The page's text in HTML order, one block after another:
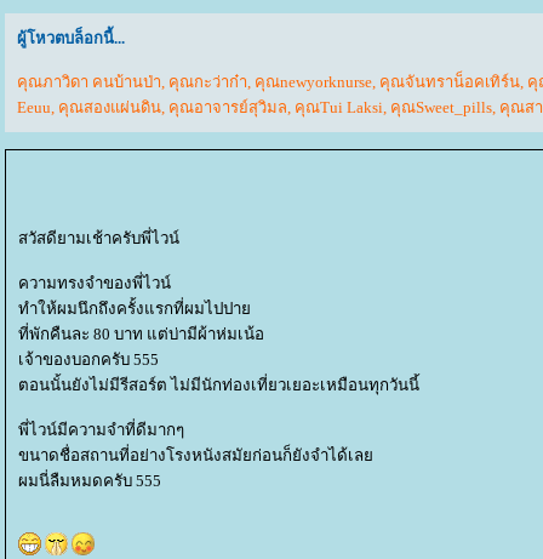
ผู้โหวตบล็อกนี้...
คุณภาวิดา คนบ้านป่า, คุณกะว่าก๋า, คุณnewyorknurse, คุณจันทราน็อคเทิร์น, คุ
Eeuu, คุณสองแผ่นดิน, คุณอาจารย์สุวิมล, คุณTui Laksi, คุณSweet_pills, คุณสา
สวัสดียามเช้าครับพี่ไวน์
ความทรงจำของพี่ไวน์
ทำให้ผมนึกถึงครั้งแรกที่ผมไปปา
ที่พักคืนละ 80 บาท แต่บ่ามีผ้าห่มเน้อ
เจ้าของบอกครับ 555
ตอนนั้นยังไม่มีรีสอร์ต ไม่มีนักท่องเที่ยวเยอะเหมือนทุกวันนี้
พี่ไวน์มีความจำที่ดีมากๆ
ขนาดชื่อสถานที่อย่างโรงหนังสมัยก่อนก็ยังจำได้เล
ผมนี่ลืมหมดครับ 555